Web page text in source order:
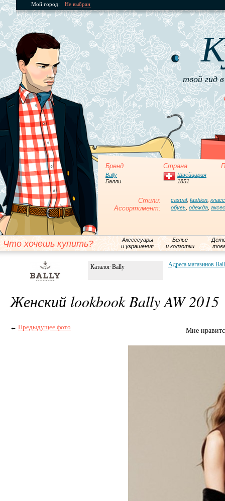
Мой город: Не выбран
твой гид
Бренд Страна
Bally
Балли
Швейцария
1851
Стили: casual, fashion
Ассортимент: обувь одежда
Что хочешь купить?
Аксессуары
и украшения
Бельё
и колготки
Каталог Bally Адреса магазинов
Женский lookbook Bally AW 2015
← Предыдущее фото Мне